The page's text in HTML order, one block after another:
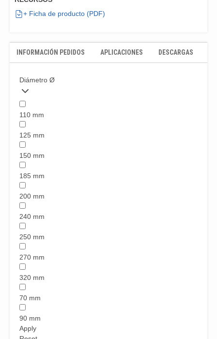
+ Ficha de producto (PDF)
INFORMACIÓN PEDIDOS APLICACIONES DESCARGAS
Diámetro Ø
110 mm
125 mm
150 mm
185 mm
200 mm
240 mm
250 mm
270 mm
320 mm
70 mm
90 mm
Apply